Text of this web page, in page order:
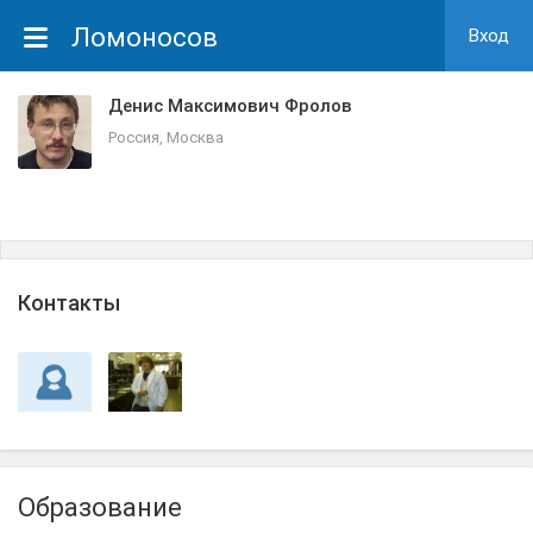
Ломоносов Вход
Денис Максимович Фролов
Россия, Москва
Контакты
Образование